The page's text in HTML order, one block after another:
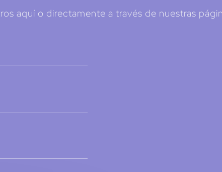
aquí o directamente a través de nuestras